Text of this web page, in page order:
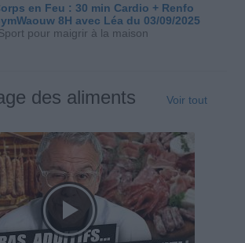
en Feu : 30 min Cardio + Renfo
8H avec Léa du 03/09/2025
pour maigrir à la maison
des aliments Voir tout